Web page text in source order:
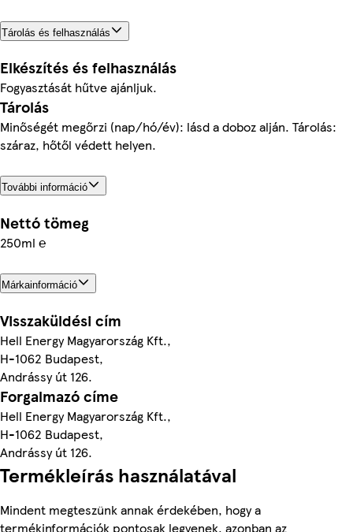
Tárolás és felhasználás
Elkészítés és felhasználás
Fogyasztását hűtve ajánljuk.
Tárolás
Minőségét megőrzi (nap/hó/év): lásd a doboz alján. Tárolás:
száraz, hőtől védett helyen.
További információ
Nettó tömeg
250ml ℮
Márkainformáció
Visszaküldési cím
Hell Energy Magyarország Kft.,
H-1062 Budapest,
Andrássy út 126.
Forgalmazó címe
Hell Energy Magyarország Kft.,
H-1062 Budapest,
Andrássy út 126.
Termékleírás használatával
Mindent megteszünk annak érdekében, hogy a
termékinformációk pontosak legyenek, azonban az